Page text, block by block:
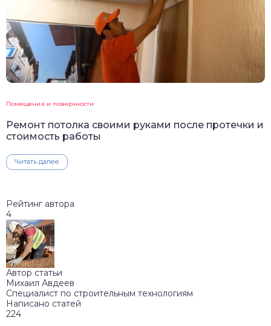
Помещения и поверхности
Ремонт потолка своими руками после протечки и
стоимость работы
Читать далее
Рейтинг автора
4
Автор статьи
Михаил Авдеев
Специалист по строительным технологиям
Написано статей
224